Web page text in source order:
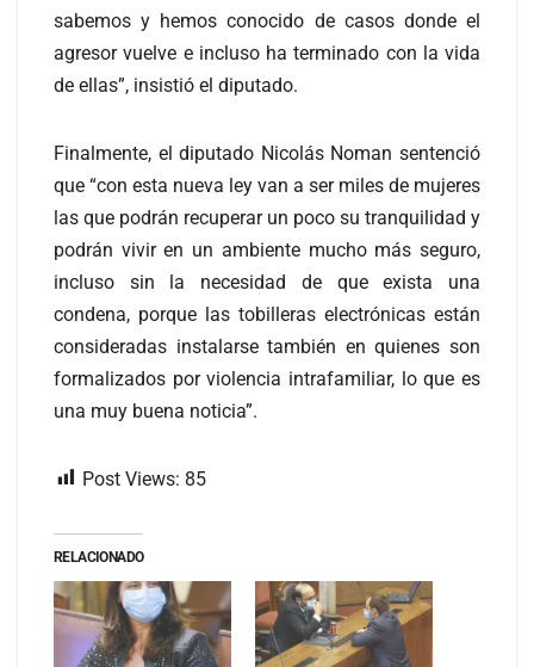
sabemos y hemos conocido de casos donde el
agresor vuelve e incluso ha terminado con la vida
de ellas”, insistió el diputado.
Finalmente, el diputado Nicolás Noman sentenció
que “con esta nueva ley van a ser miles de mujeres
las que podrán recuperar un poco su tranquilidad y
podrán vivir en un ambiente mucho más seguro,
incluso sin la necesidad de que exista una
condena, porque las tobilleras electrónicas están
consideradas instalarse también en quienes son
formalizados por violencia intrafamiliar, lo que es
una muy buena noticia”.
Post Views: 85
RELACIONADO